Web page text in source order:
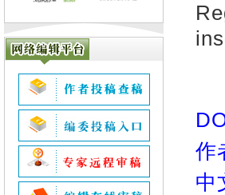
作
中